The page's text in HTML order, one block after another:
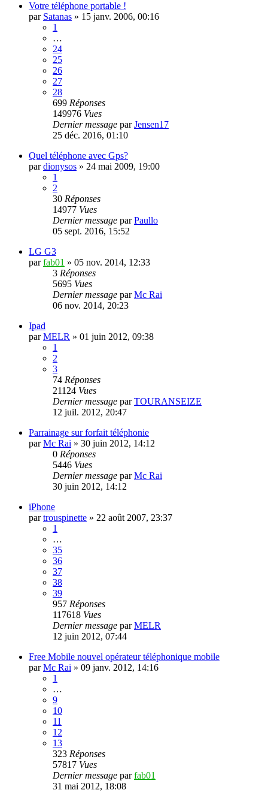
Votre téléphone portable !
par Satanas » 15 janv. 2006, 00:16
1
…
24
25
26
27
28
699 Réponses
149976 Vues
Dernier message parJensen17
25 déc. 2016, 01:10
Quel téléphone avec Gps?
pardionysos » 24 mai 2009, 19:00
1
2
30 Réponses
14977 Vues
Dernier message parPaullo
05 sept. 2016, 15:52
LG G3
parfab01 » 05 nov. 2014, 12:33
3 Réponses
5695 Vues
Dernier message parMc Rai
06 nov. 2014, 20:23
Ipad
parMELR » 01 juin 2012, 09:38
1
2
3
74 Réponses
21124 Vues
Dernier message parTOURANSEIZE
12 juil. 2012, 20:47
Parrainage sur forfait téléphonie
parMc Rai » 30 juin 2012, 14:12
0 Réponses
5446 Vues
Dernier message parMc Rai
30 juin 2012, 14:12
iPhone
partrouspinette » 22 août 2007, 23:37
1
…
35
36
37
38
39
957 Réponses
117618 Vues
Dernier message parMELR
12 juin 2012, 07:44
Free Mobile nouvel opérateur téléphonique mobile
parMc Rai » 09 janv. 2012, 14:16
1
…
9
10
11
12
13
323 Réponses
57817 Vues
Dernier message parfab01
31 mai 2012, 18:08